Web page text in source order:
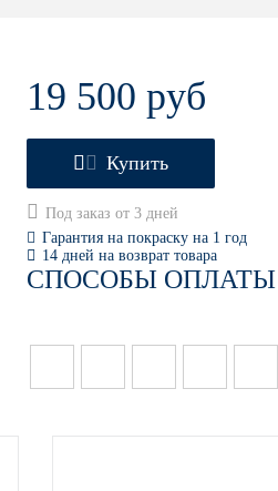
19 500 руб
Купить
Под заказ от 3 дней
Гарантия на покраску на 1 год
14 дней на возврат товара
СПОСОБЫ ОПЛАТЫ